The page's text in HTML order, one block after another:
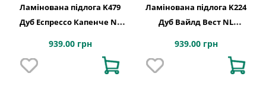
Ламінована підлога K479
Дуб Еспрессо Капенче NL
939.00 грн
Ламінована підлога K224
Дуб Вайлд Вест NL
939.00 грн